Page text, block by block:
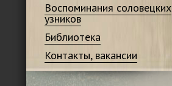
Воспоминания соловецких
узников
Библиотека
Контакты, вакансии